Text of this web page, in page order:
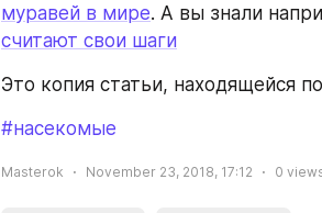
муравей в мире. А вы знали
считают свои шаги
Это копия статьи, находящейся
#насекомые
Masterok November 23, 2018, 17:12 0